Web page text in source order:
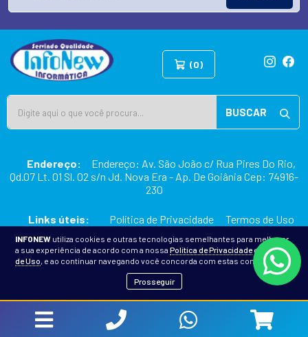
INFONEW utiliza cookies e outras tecnologias semelhantes para melhorar
a sua experiência de acordo com a nossa Política de Privacidadee
Termos
de Uso, e ao continuar navegando você concorda com estas condições.
Prosseguir
(0)
BUSCAR
Endereço:
Endereço: Av. São João c/ Rua Pires Do Rio,
Qd.07 Lt. 01 Sl. 02 s/n Jd. Nova Era - Ap. De Goiânia Cep: 74916-
230
Links úteis: Política de Privacidade Termos de Uso
2026 © INFONEW INFORMÁTICA